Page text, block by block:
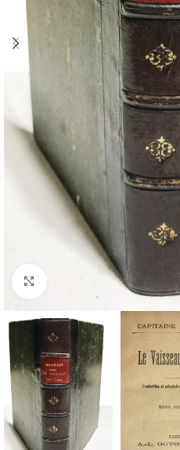
Cliquez pour agrandir